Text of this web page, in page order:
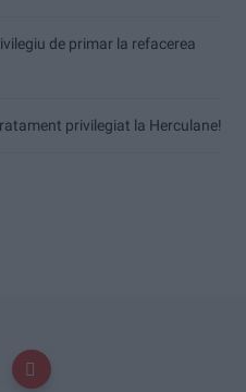
de primar la refacerea
privilegiat la Herculane!